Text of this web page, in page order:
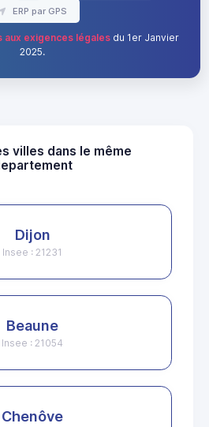
ERP par GPS
aux exigences légalesdu 1er Janvier
2025.
villes dans le même
Dijon
Insee : 21231
Beaune
Insee : 21054
Chenôve